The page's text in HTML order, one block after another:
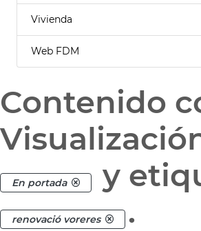
Vivienda
Web FDM
Contenido
En portada y
renovació voreres .